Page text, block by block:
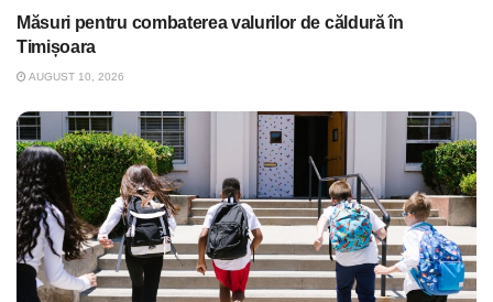
Măsuri pentru combaterea valurilor de căldură în
Timișoara
AUGUST 10, 2026